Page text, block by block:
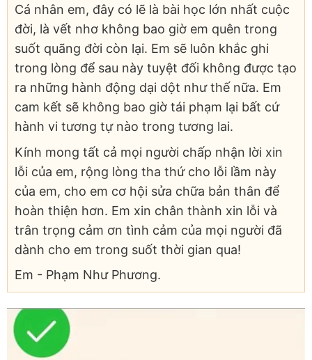
Cá nhân em, đây có lẽ là bài học lớn nhất cuộc
đời, là vết nhơ không bao giờ em quên trong
suốt quãng đời còn lại. Em sẽ luôn khắc ghi
trong lòng để sau này tuyệt đối không được tạo
ra những hành động dại dột như thế nữa. Em
cam kết sẽ không bao giờ tái phạm lại bất cứ
hành vi tương tự nào trong tương lai.
Kính mong tất cả mọi người chấp nhận lời xin
lỗi của em, rộng lòng tha thứ cho lỗi lầm này
của em, cho em cơ hội sửa chữa bản thân để
hoàn thiện hơn. Em xin chân thành xin lỗi và
trân trọng cảm ơn tình cảm của mọi người đã
dành cho em trong suốt thời gian qua!
Em - Phạm Như Phương.